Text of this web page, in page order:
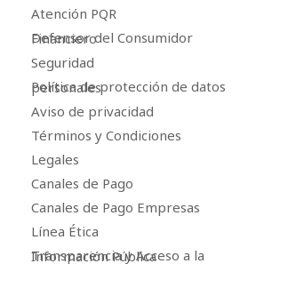
Atención PQR
Defensor del Consumidor Financiero
Seguridad
Política de protección de datos personales
Aviso de privacidad
Términos y Condiciones
Legales
Canales de Pago
Canales de Pago Empresas
Línea Ética
Transparencia y Acceso a la Información Pública